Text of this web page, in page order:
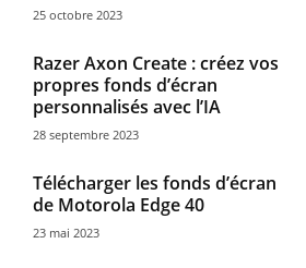
25 octobre 2023
Razer Axon Create : créez vos
propres fonds d’écran
personnalisés avec l’IA
28 septembre 2023
Télécharger les fonds d’écran
de Motorola Edge 40
23 mai 2023